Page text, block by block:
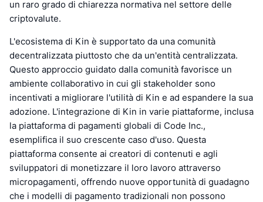
un raro grado di chiarezza normativa nel settore delle
criptovalute.
L'ecosistema di Kin è supportato da una comunità
decentralizzata piuttosto che da un'entità centralizzata.
Questo approccio guidato dalla comunità favorisce un
ambiente collaborativo in cui gli stakeholder sono
incentivati a migliorare l'utilità di Kin e ad espandere la sua
adozione. L'integrazione di Kin in varie piattaforme, inclusa
la piattaforma di pagamenti globali di Code Inc.,
esemplifica il suo crescente caso d'uso. Questa
piattaforma consente ai creatori di contenuti e agli
sviluppatori di monetizzare il loro lavoro attraverso
micropagamenti, offrendo nuove opportunità di guadagno
che i modelli di pagamento tradizionali non possono